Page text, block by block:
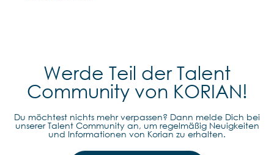
Werde Teil der Talent
Community von KORIAN!
Du möchtest nichts mehr verpassen? Dann melde Dich bei
unserer Talent Community an, um regelmäßig Neuigkeiten
und Informationen von Korian zu erhalten.